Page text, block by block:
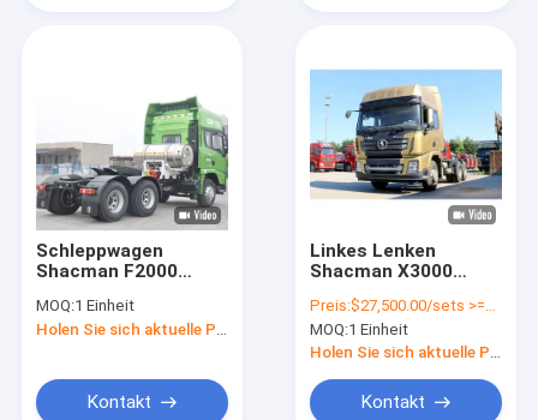
Schleppwagen
Shacman F2000
8x4 6x4 4x2 Euro 2 -
Euro 5
MOQ:1 Einheit
Kontakt
Linkes Lenken
Shacman X3000
Doppelreihensitz
Schwerlastwagenkopf
Preis:$27,500.00/sets >=1 sets
MOQ:1 Einheit
Holen Sie sich aktuelle Preis
Kontakt